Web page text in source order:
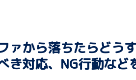
ァから落ちたらどう
き対応、NG行動など